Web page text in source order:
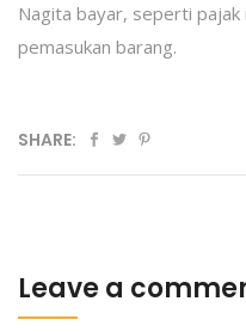
Nagita bayar, seperti pajak
pemasukan barang.
SHARE:
Leave a